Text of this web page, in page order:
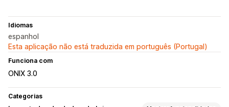
Idiomas
espanhol
Esta aplicação não está traduzida em português (Portugal)
Funciona com
ONIX 3.0
Categorias